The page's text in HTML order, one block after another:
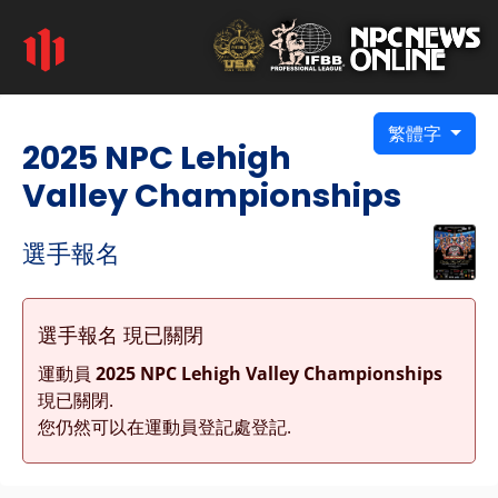
繁體字
2025 NPC Lehigh
Valley Championships
選手報名
選手報名 現已關閉
運動員 2025 NPC Lehigh Valley Championships
現已關閉.
您仍然可以在運動員登記處登記.